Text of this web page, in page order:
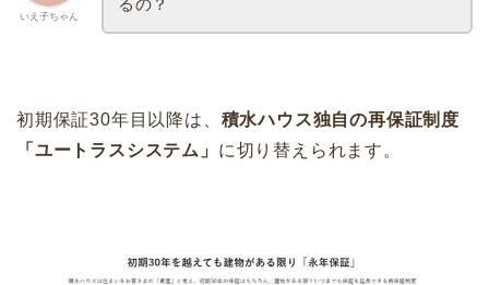
いえ子ちゃん
初期保証30年目以降は、 積水ハウス独自の再保証制度
「ユートラスシステム」 に切り替えられます。